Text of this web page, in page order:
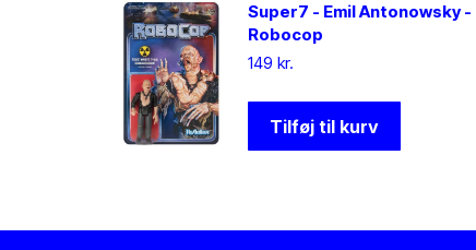
Super7 - Emil Antonowsky -
Robocop
149kr.
Tilføj til kurv